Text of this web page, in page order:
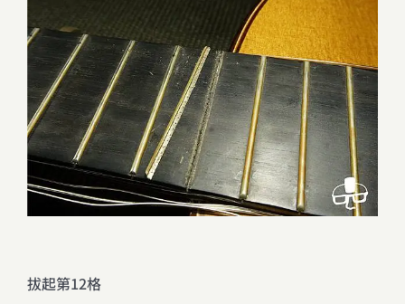
拔起第12格